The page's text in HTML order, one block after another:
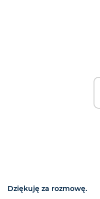
Dziękuję za rozmowę.